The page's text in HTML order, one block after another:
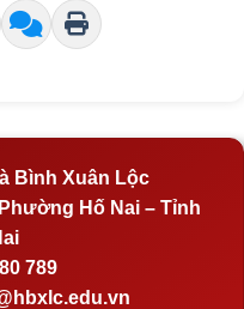
Bình Xuân Lộc
Hố Nai – Tỉnh
789